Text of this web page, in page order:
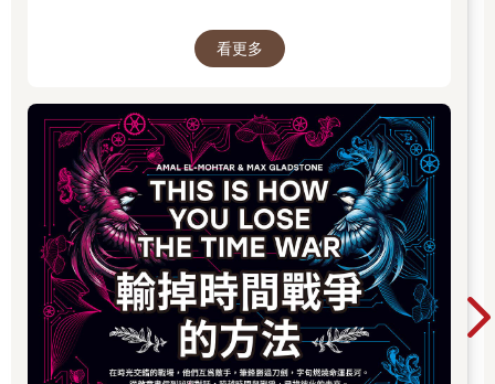
時像是在西北方曠野存在的一大團墨黑色的髒汙，有時又聳立在
東邊的岩石旁，有時還會直接下山，出現在最北邊的那座農場附
一陣陣灰汙煙霧。有陣子，大家都相信那座城堡很快就會來到山
谷，而鎮長也提出要向國王求助的看法。
但那座城堡總是只在山坡上遊蕩。人們之後才發現，移動城堡的
主人不是荒野女巫，而是巫師霍爾。相比之下，這位名叫「霍
爾」的巫師也不是什麼好人，雖然他與他的城堡似乎不想下山，
但人們都說他喜歡抓走女孩，尤其是年輕的女孩，然後吸乾她們
的靈魂。還有人說他會吃年輕女孩的心臟。他既冷血又無情，年
輕女孩要是落單被他抓到，肯定難逃一劫。蘇菲、蕾蒂、瑪莎及
所有住在馬克契平的女孩，都被警告過絕對不能單獨出門，而這
件事讓她們很不滿。她們都想著，巫師霍爾收集這麼多靈魂，到
底要做什麼？
看更多